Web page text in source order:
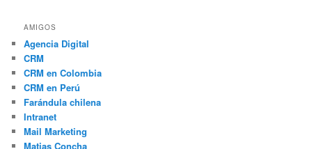
AMIGOS
Agencia Digital
CRM
CRM en Colombia
CRM en Perú
Farándula chilena
Intranet
Mail Marketing
Matias Concha